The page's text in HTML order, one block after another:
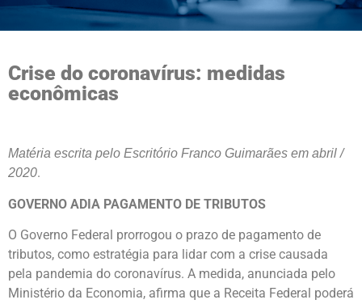
Crise do coronavírus: medidas
econômicas
Matéria escrita pelo Escritório Franco Guimarães em abril /
2020.
GOVERNO ADIA PAGAMENTO DE TRIBUTOS
O Governo Federal prorrogou o prazo de pagamento de
tributos, como estratégia para lidar com a crise causada
pela pandemia do coronavírus. A medida, anunciada pelo
Ministério da Economia, afirma que a Receita Federal poderá